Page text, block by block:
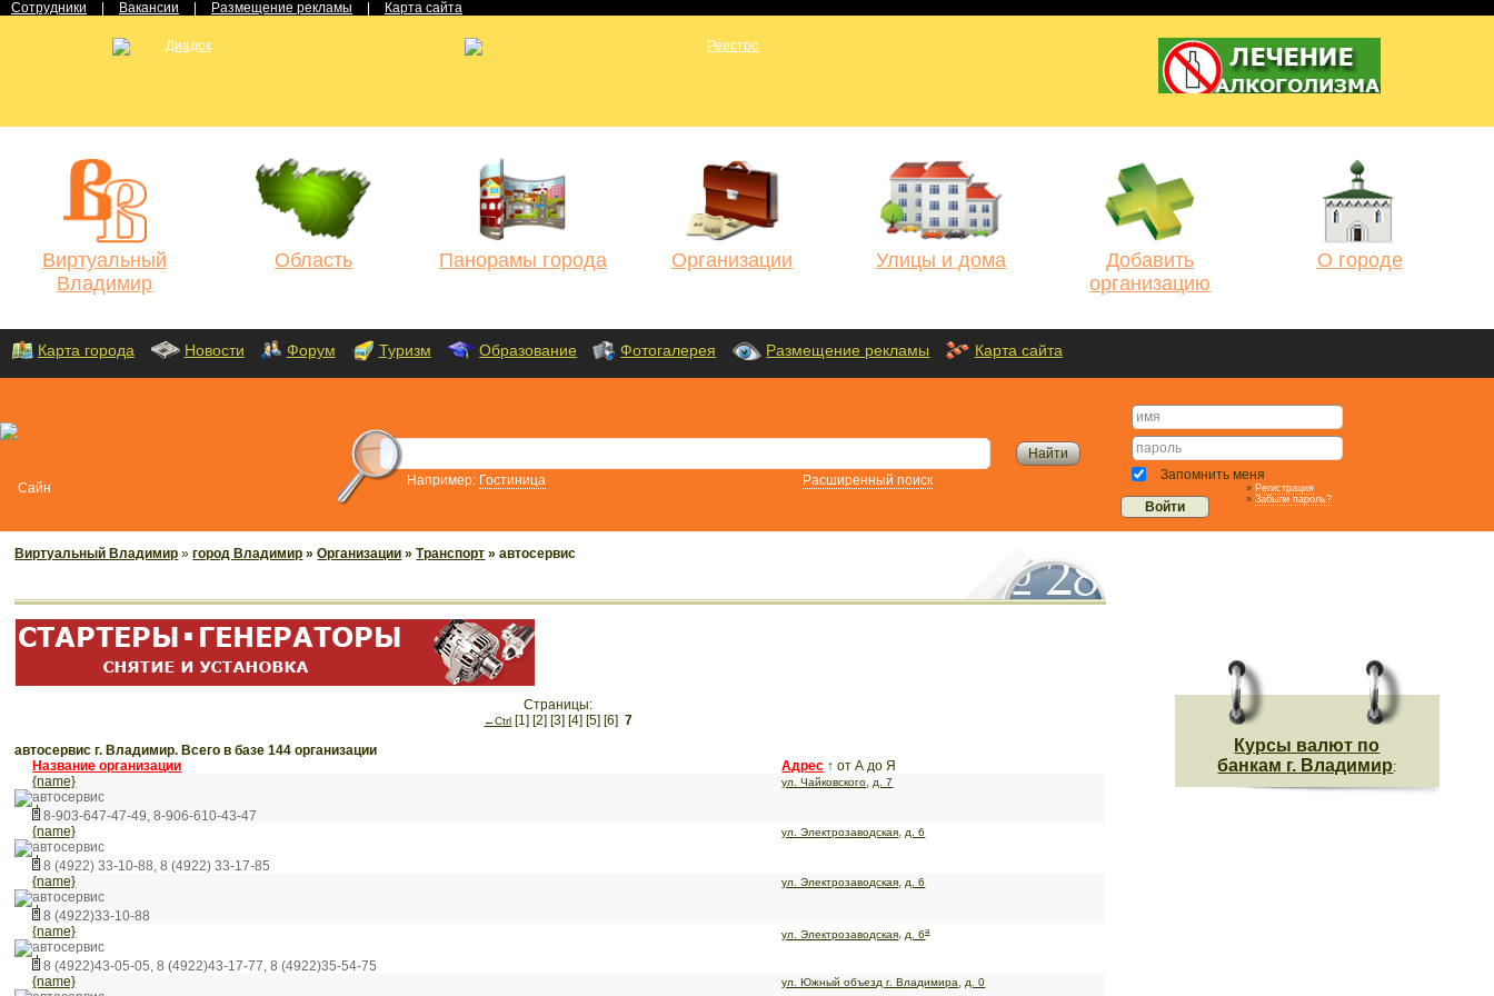
Сотрудники Вакансии Размещение рекламы Карта сайта
Виртуальный
Владимир
Область Панорамы города Организации Улицы и дома
Добавить
организацию
О городе
Карта города Новости Форум Туризм Образование Фотогалерея Размещение рекламы Карта сайта
Например: Гостиница Расширенный поиск Запомнить меня
» Регистрация
» Забыли пароль?
Виртуальный Владимир »город Владимир »Организации »Транспорт » автосервис
Страницы:
←Сtrl [1] [2] [3] [4] [5] [6] 7
автосервис г. Владимир. Всего в базе 144 организации
Название организации
Адрес ↑ от А до Я
{name}
автосервис
8-903-647-47-49, 8-906-610-43-47
ул. Чайковского,д. 7
{name}
автосервис
8 (4922) 33-10-88, 8 (4922) 33-17-85
ул. Электрозаводская,д. 6
{name}
автосервис
8 (4922)33-10-88
ул. Электрозаводская,д. 6
{name}
автосервис
8 (4922)43-05-05, 8 (4922)43-17-77, 8 (4922)35-54-75
ул. Электрозаводская, д. 6а
{name}
ул. Южный объезд г. Владимира,д. 0
Курсы валют по
банкам г. Владимир: